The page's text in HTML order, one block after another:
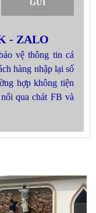
GỬI
- ZALO
vệ thông tin cá
hàng nhập lại số
hợp không tiện
qua chát FB và